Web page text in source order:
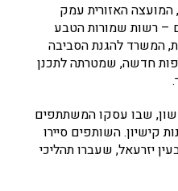
המועצה האזורית עמק
– רשות שמורות הטבע
המשרד להגנת הסביבה
חדשה, שמטרתה לתכנן
שבו עסקו המשתתפים
קישיון. השותפים סיירו
יזרעאל, שעברו תהליכי